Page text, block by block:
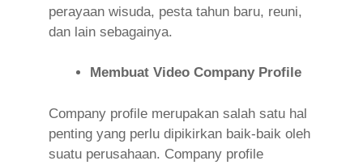
perayaan wisuda, pesta tahun baru, reuni,
dan lain sebagainya.
Membuat Video Company Profile
Company profile merupakan salah satu hal
penting yang perlu dipikirkan baik-baik oleh
suatu perusahaan. Company profile